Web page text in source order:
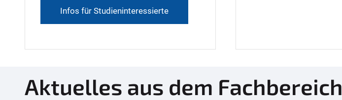
Infos für Studieninteressierte
Aktuelles aus dem Fachbereich